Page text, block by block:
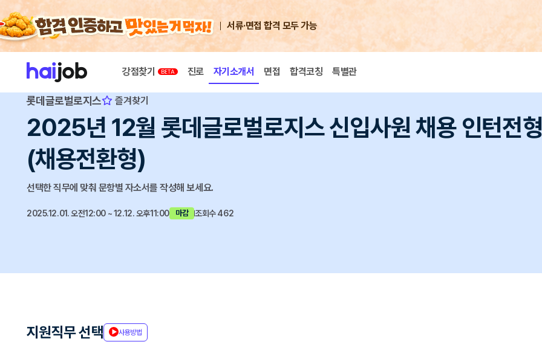
서류·면접 합격 모두 가능
강점찾기 진로 자기소개서 면접 합격코칭 특별관
롯데글로벌로지스 즐겨찾기
2025년 12월 롯데글로벌로지스 신입사원 채용 인턴전형
(채용전환형)
선택한 직무에 맞춰 문항별 자소서를 작성해 보세요.
2025.12.01. 오전12:00 ~ 12.12. 오후11:00 마감 조회수 462
지원직무 선택 사용방법